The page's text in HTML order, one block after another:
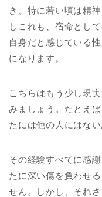
き、特に若い頃は精
しこれも、宿命とし
自身だと感じている
になります。
こちらはもう少し現
みましょう。たとえ
たには他の人にはな
その経験すべてに感
たに深い傷を負わせ
せん。しかし、それ